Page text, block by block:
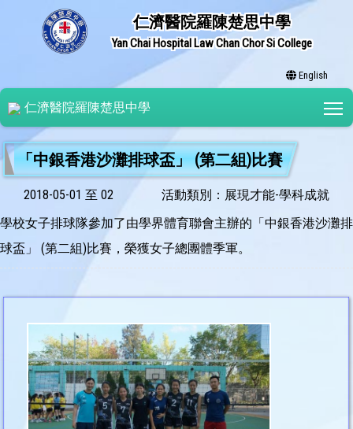
仁濟醫院羅陳楚思中學
Yan Chai Hospital Law Chan Chor Si College
English
仁濟醫院羅陳楚思中學
「中銀香港沙灘排球盃」 (第二組)比賽
2018-05-01 至 02
活動類別：展現才能-學科成就
學校女子排球隊參加了由學界體育聯會主辦的「中銀香港沙灘排
球盃」 (第二組)比賽，榮獲女子總團體季軍。